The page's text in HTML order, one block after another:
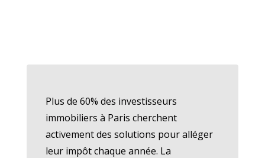
Plus de 60% des investisseurs
immobiliers à Paris cherchent
activement des solutions pour alléger
leur impôt chaque année. La